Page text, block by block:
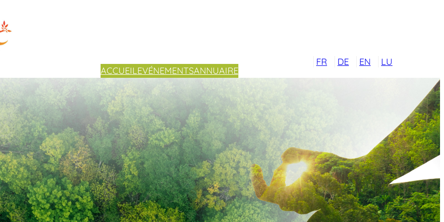
ACCUEILEVÉNEMENTSANNUAIRE
FR DE EN LU